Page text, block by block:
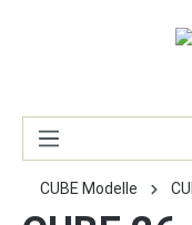
CUBE Modelle